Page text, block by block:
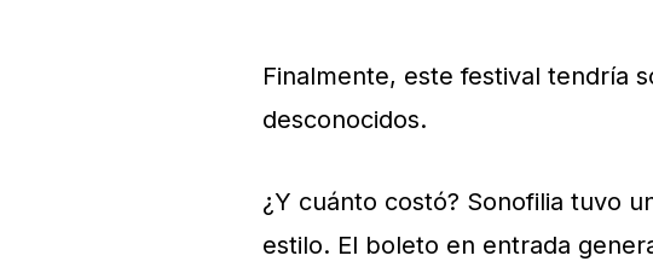
Finalmente, este festival tendría
desconocidos.
¿Y cuánto costó? Sonofilia tuvo
estilo. El boleto en entrada